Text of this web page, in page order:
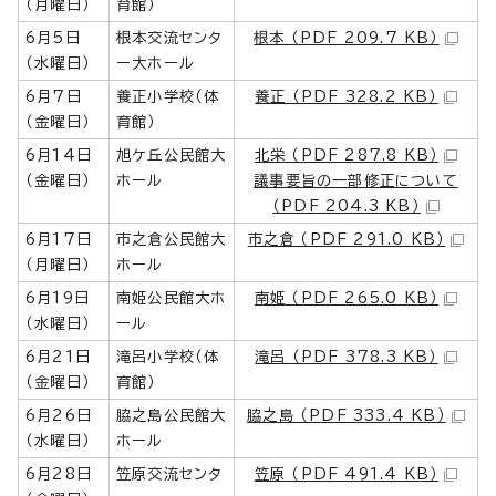
（月曜日） 育館）
6月5日
（水曜日）
根本交流センタ
ー大ホール
根本 （PDF 209.7 KB）
6月7日
（金曜日）
養正小学校（体
育館）
養正 （PDF 328.2 KB）
6月14日
（金曜日）
旭ケ丘公民館大
ホール
北栄 （PDF 287.8 KB）
議事要旨の一部修正について
（PDF 204.3 KB）
6月17日
（月曜日）
市之倉公民館大
ホール
市之倉 （PDF 291.0 KB）
6月19日
（水曜日）
南姫公民館大ホ
ール
南姫 （PDF 265.0 KB）
6月21日
（金曜日）
滝呂小学校（体
育館）
滝呂 （PDF 378.3 KB）
6月26日
（水曜日）
脇之島公民館大
ホール
脇之島 （PDF 333.4 KB）
6月28日
笠原交流センタ
笠原 （PDF 491.4 KB）